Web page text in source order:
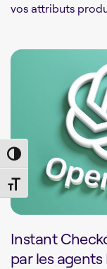
Toggle High
Toggle Font size
vos attributs
Instant
par les agents